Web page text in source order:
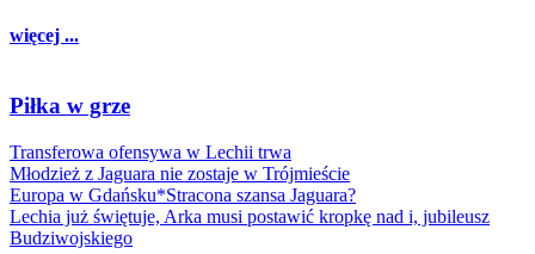
więcej ...
Piłka w grze
Transferowa ofensywa w Lechii trwa
Młodzież z Jaguara nie zostaje w Trójmieście
Europa w Gdańsku*Stracona szansa Jaguara?
Lechia już świętuje, Arka musi postawić kropkę nad i, jubileusz
Budziwojskiego